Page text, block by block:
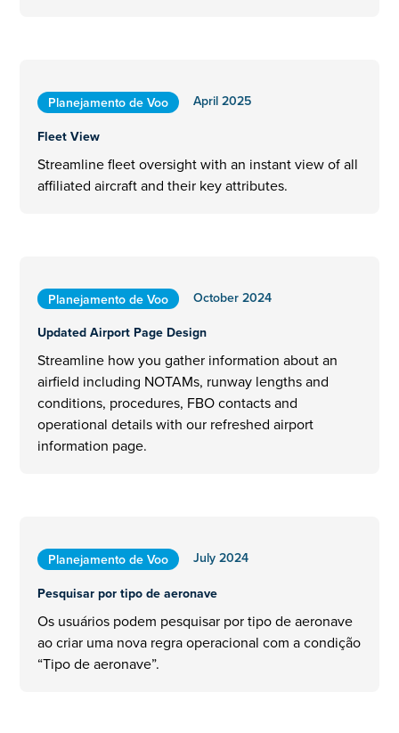
Planejamento de Voo
April 2025
Fleet View
Streamline fleet oversight with an instant view of all
affiliated aircraft and their key attributes.
Planejamento de Voo
October 2024
Updated Airport Page Design
Streamline how you gather information about an
airfield including NOTAMs, runway lengths and
conditions, procedures, FBO contacts and
operational details with our refreshed airport
information page.
Planejamento de Voo
July 2024
Pesquisar por tipo de aeronave
Os usuários podem pesquisar por tipo de aeronave
ao criar uma nova regra operacional com a condição
“Tipo de aeronave”.